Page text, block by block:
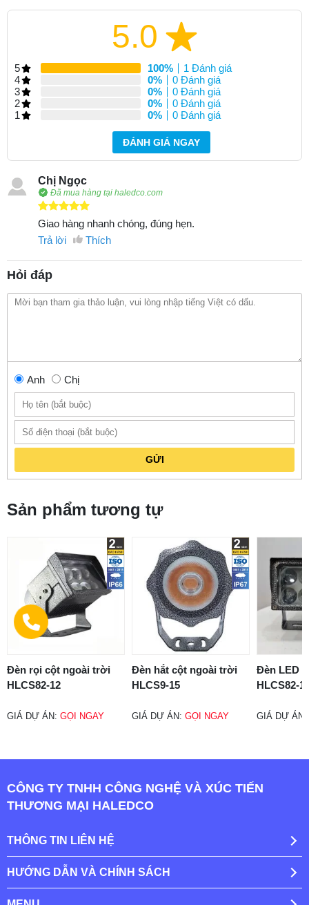
5.0
5 100%
1 Đánh giá
4
0%
0 Đánh giá
3
0%
0 Đánh giá
2
0%
0 Đánh giá
1
0% 0 Đánh giá
ĐÁNH GIÁ NGAY
Chị Ngọc
Đã mua hàng tại haledco.com
Giao hàng nhanh chóng, đúng hẹn.
Trả lời
Thích
Hỏi đáp
Anh Chị
GỬI
Sản phẩm tương tự
Đèn rọi cột ngoài trời
HLCS82-12
GIÁ DỰ ÁN: GỌI NGAY
Đèn hắt cột ngoài trời
HLCS9-15
GIÁ DỰ ÁN:GỌI NGAY
Đèn LED
HLCS82-
GIÁ DỰ
CÔNG TY TNHH CÔNG NGHỆ VÀ XÚC TIẾN
THƯƠNG MẠI HALEDCO
THÔNG TIN LIÊN HỆ
HƯỚNG DẪN VÀ CHÍNH SÁCH